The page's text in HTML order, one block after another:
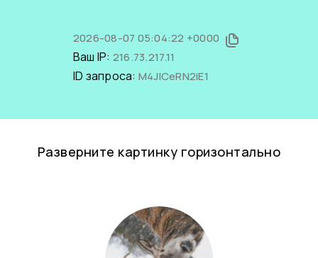
2026-08-07 05:04:22 +0000
Ваш IP: 216.73.217.11
ID запроса: M4JlCeRN2iE1
Разверните картинку горизонтально